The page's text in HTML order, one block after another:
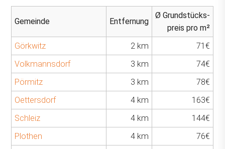
Gemeinde Entfernung
Ø Grundstücks-
preis pro m²
Görkwitz
2 km
71€
Volkmannsdorf
3 km
74€
Pörmitz
3 km
78€
Oettersdorf
4 km
163€
Schleiz
4 km
144€
Plothen
4 km 76€